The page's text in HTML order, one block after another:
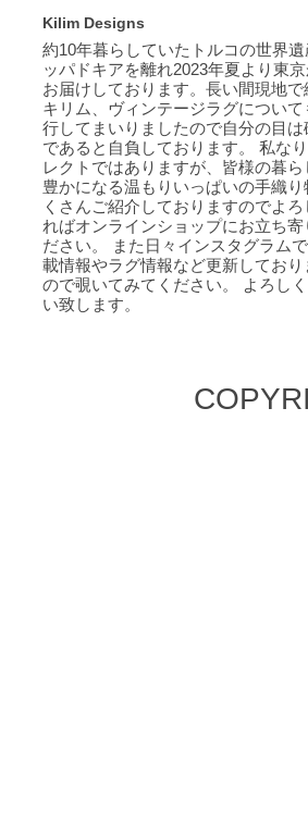
Kilim Designs
約10年暮らしていたトルコの世界遺
ッパドキアを離れ2023年夏より東京
お届けしております。長い間現地で
キリム、ヴィンテージラグについて
行してまいりましたので自分の目は
であると自負しております。 私な
レクトではありますが、皆様の暮ら
豊かになる温もりいっぱいの手織り
くさんご紹介しておりますのでよろ
ればオンラインショップにお立ち寄
ださい。 また日々インスタグラム
載情報やラグ情報など更新しており
ので覗いてみてください。 よろし
い致します。